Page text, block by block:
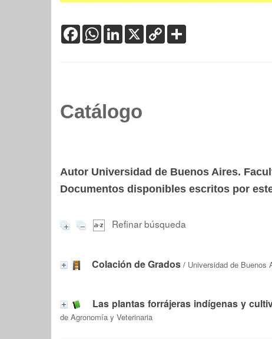
FacebookWhatsApp
LinkedIn
X Copy
Link
Catálogo
Autor Universidad de Buenos Aires.
Documentos disponibles escritos por
Refinar búsqueda
Colación de Grados / Universidad de Buenos
Las plantas forrájeras indígenas y
de Agronomía y Veterinaria